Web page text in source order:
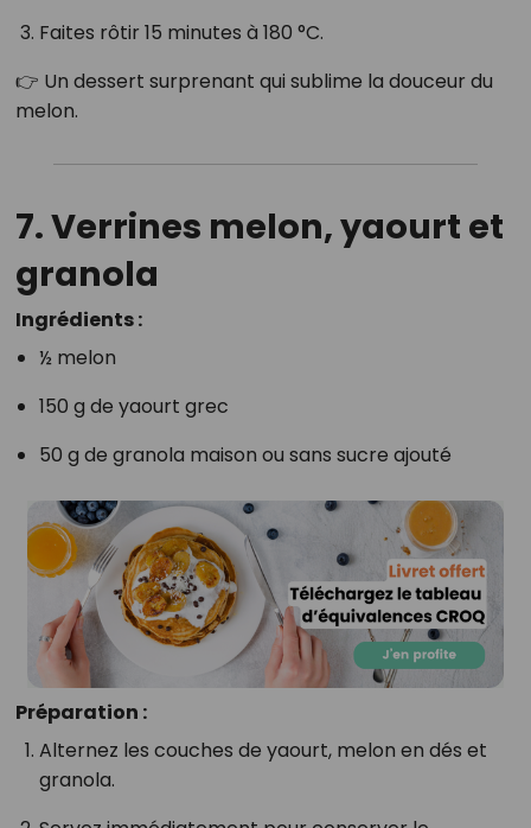
Faites rôtir 15 minutes à 180 °C.
👉 Un dessert surprenant qui sublime la douceur du
melon.
7. Verrines melon, yaourt et
granola
Ingrédients :
½ melon
150 g de yaourt grec
50 g de granola maison ou sans sucre ajouté
Préparation :
Alternez les couches de yaourt, melon en dés et
granola.